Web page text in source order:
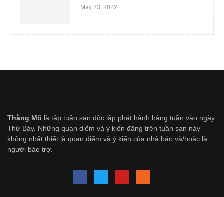
May 23, 2022
Thằng Mõ là tập tuần san độc lập phát hành hàng tuần vào ngày
Thứ Bảy. Những quan diểm và ý kiến đăng trên tuần san này
không nhất thiết là quan diểm và ý kiến của nhà báo và/hoặc là
người bảo trợ.